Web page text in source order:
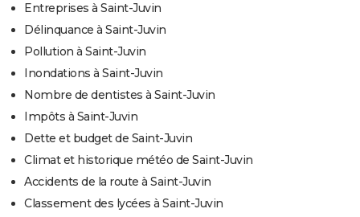
Entreprises à Saint-Juvin
Délinquance à Saint-Juvin
Pollution à Saint-Juvin
Inondations à Saint-Juvin
Nombre de dentistes à Saint-Juvin
Impôts à Saint-Juvin
Dette et budget de Saint-Juvin
Climat et historique météo de Saint-Juvin
Accidents de la route à Saint-Juvin
Classement des lycées à Saint-Juvin